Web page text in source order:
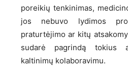
poreikių tenkinimas,
jos nebuvo lydimos
praturtėjimo ar kitų
sudarė pagrindą tokius
kaltinimų kolaboravimu.